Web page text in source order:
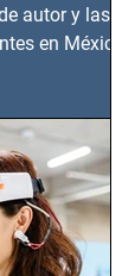
autor y las
en México,
a partir del
a las